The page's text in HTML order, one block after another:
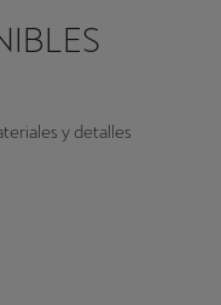
y detalles